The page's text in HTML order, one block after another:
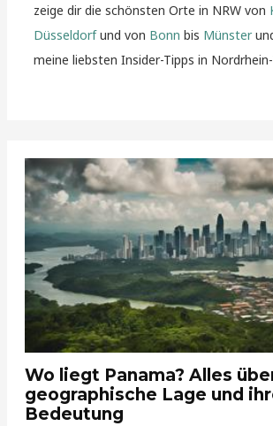
zeige dir die schönsten Orte in NRW von
Düsseldorfund von Bonn bis Münster
meine liebsten Insider-Tipps in
Wo liegt Panama? Alles
geographische Lage und
Bedeutung